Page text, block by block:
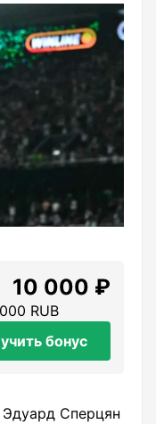
10 000 ₽
RUB
бонус
Эдуард Сперцян